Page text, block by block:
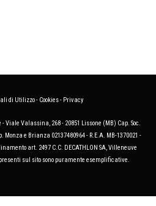
di Utilizzo- Cookies- Privacy
Viale Valassina, 268 - 20851 Lissone (MB) Cap. Soc.
Monza e Brianza 02137480964 - R.E.A. MB-1370021 -
art. 2497 C.C. DECATHLON SA, Villeneuve
sul sito sono puramente esemplificative.